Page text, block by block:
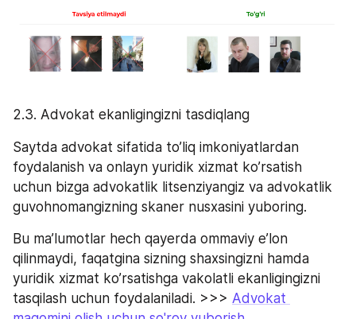
2.3. Advokat ekanligingizni tasdiqlang
Saytda advokat sifatida to’liq imkoniyatlardan
foydalanish va onlayn yuridik xizmat ko’rsatish
uchun bizga advokatlik litsenziyangiz va advokatlik
guvohnomangizning skaner nusxasini yuboring.
Bu ma’lumotlar hech qayerda ommaviy e’lon
qilinmaydi, faqatgina sizning shaxsingizni hamda
yuridik xizmat ko’rsatishga vakolatli ekanligingizni
tasqilash uchun foydalaniladi. >>> Advokat